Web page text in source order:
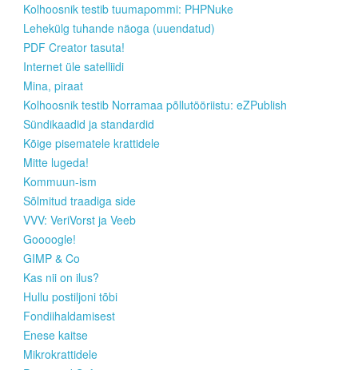
Kolhoosnik testib tuumapommi: PHPNuke
Lehekülg tuhande näoga (uuendatud)
PDF Creator tasuta!
Internet üle satelliidi
Mina, piraat
Kolhoosnik testib Norramaa põllutööriistu: eZPublish
Sündikaadid ja standardid
Kõige pisematele krattidele
Mitte lugeda!
Kommuun-ism
Sõlmitud traadiga side
VVV: VeriVorst ja Veeb
Goooogle!
GIMP & Co
Kas nii on ilus?
Hullu postiljoni tõbi
Fondiihaldamisest
Enese kaitse
Mikrokrattidele